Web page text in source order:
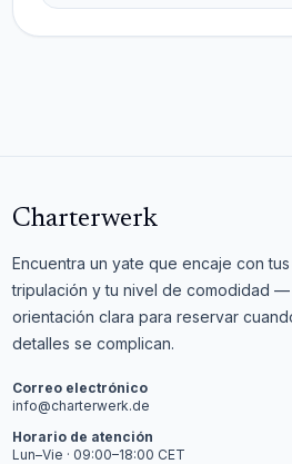
Charterwerk
Encuentra un yate que encaje con
tripulación y tu nivel de comodidad
orientación clara para reservar
detalles se complican.
Correo electrónico
info@charterwerk.de
Horario de atención
Lun–Vie · 09:00–18:00 CET